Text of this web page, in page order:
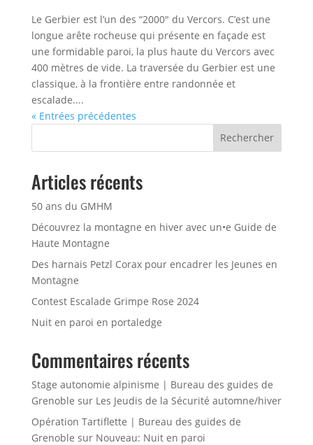
Le Gerbier est l’un des “2000″ du Vercors. C’est une
longue arête rocheuse qui présente en façade est
une formidable paroi, la plus haute du Vercors avec
400 mètres de vide. La traversée du Gerbier est une
classique, à la frontière entre randonnée et
escalade....
« Entrées précédentes
Rechercher
Articles récents
50 ans du GMHM
Découvrez la montagne en hiver avec un•e Guide de
Haute Montagne
Des harnais Petzl Corax pour encadrer les Jeunes en
Montagne
Contest Escalade Grimpe Rose 2024
Nuit en paroi en portaledge
Commentaires récents
Stage autonomie alpinisme | Bureau des guides de
Grenoble sur Les Jeudis de la Sécurité automne/hiver
Opération Tartiflette | Bureau des guides de
Grenoble sur Nouveau: Nuit en paroi